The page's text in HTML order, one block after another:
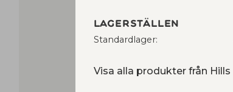
Lagerställen
Standardlager
Visa alla produkter från Hills